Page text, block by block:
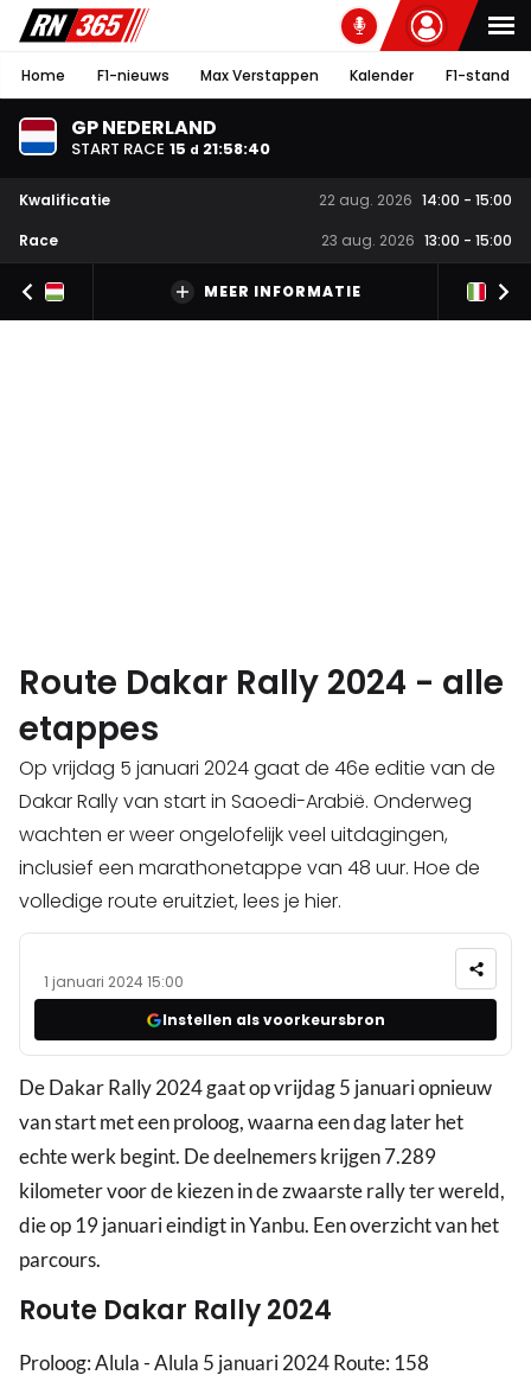
Home F1-nieuws Max Verstappen Kalender F1-stand
GP NEDERLAND
START RACE 15 d 21:58:39
Kwalificatie 22 aug. 2026 14:00 - 15:00
Race
23 aug. 2026 13:00 - 15:00
MEER INFORMATIE
Route Dakar Rally 2024 - alle
etappes
Op vrijdag 5 januari 2024 gaat de 46e editie van de
Dakar Rally van start in Saoedi-Arabië. Onderweg
wachten er weer ongelofelijk veel uitdagingen,
inclusief een marathonetappe van 48 uur. Hoe de
volledige route eruitziet, lees je hier.
1 januari 2024 15:00
Instellen als voorkeursbron
De Dakar Rally 2024 gaat op vrijdag 5 januari opnieuw
van start met een proloog, waarna een dag later het
echte werk begint. De deelnemers krijgen 7.289
kilometer voor de kiezen in de zwaarste rally ter wereld,
die op 19 januari eindigt in Yanbu. Een overzicht van het
parcours.
Route Dakar Rally 2024
Proloog: Alula - Alula 5 januari 2024 Route: 158